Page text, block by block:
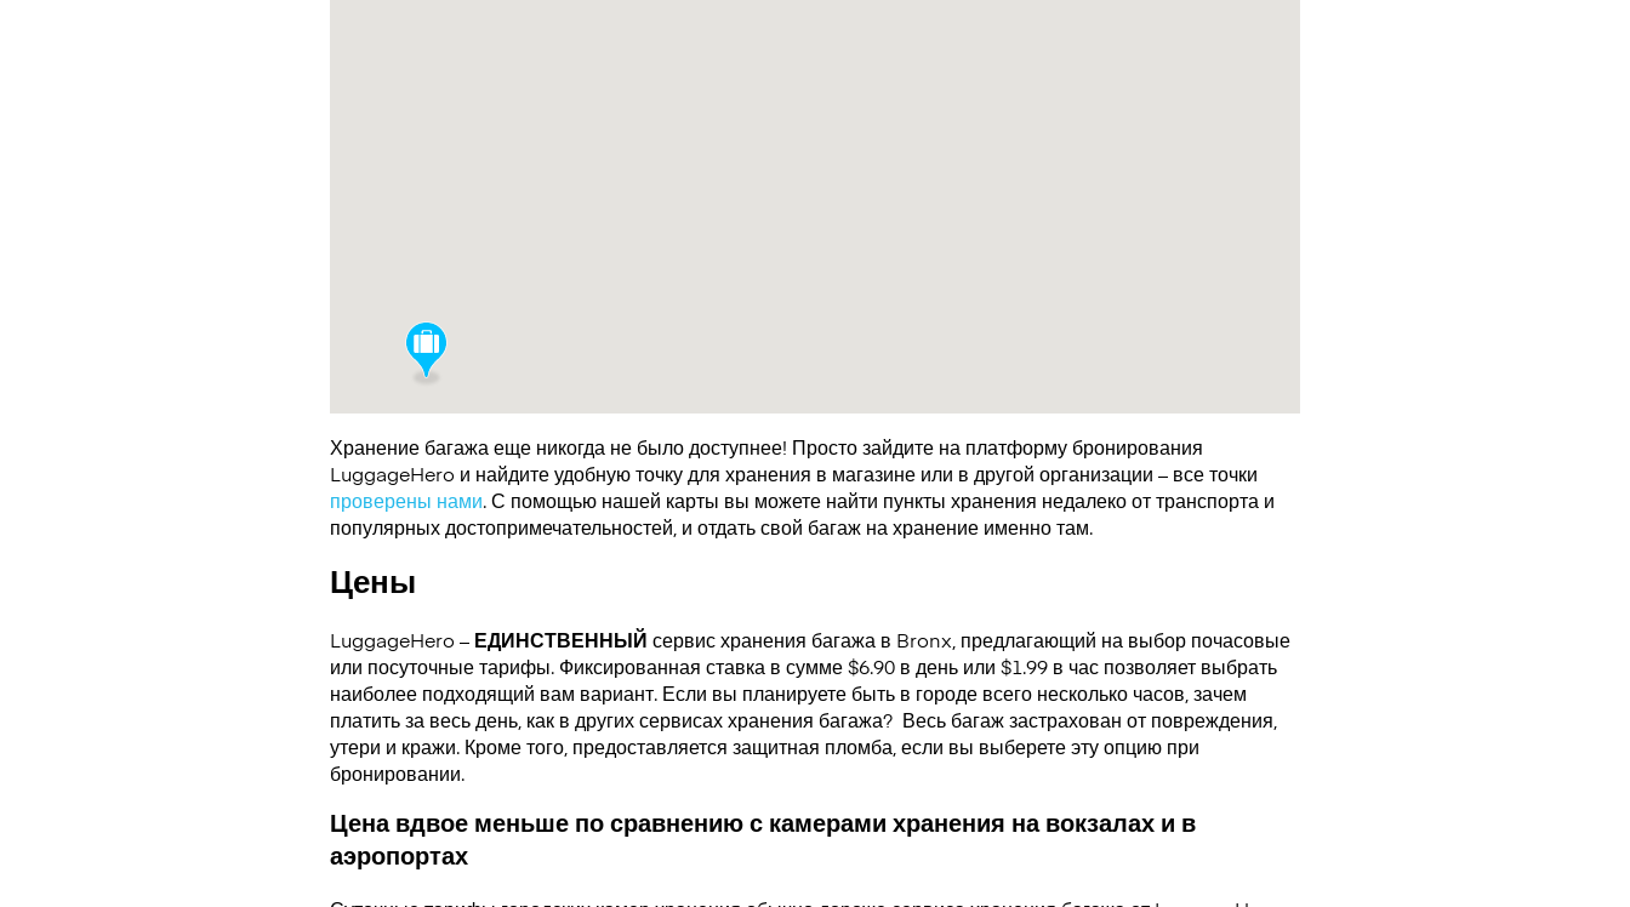
Хранение багажа еще никогда не было доступнее! Просто зайдите на платформу бронирования
LuggageHero и найдите удобную точку для хранения в магазине или в другой организации – все точки
проверены нами. С помощью нашей карты вы можете найти пункты хранения недалеко от транспорта и
популярных достопримечательностей, и отдать свой багаж на хранение именно там.
Цены
LuggageHero – ЕДИНСТВЕННЫЙ сервис хранения багажа в Bronx, предлагающий на выбор почасовые
или посуточные тарифы. Фиксированная ставка в сумме $6.90 в день или $1.99 в час позволяет выбрать
наиболее подходящий вам вариант. Если вы планируете быть в городе всего несколько часов, зачем
платить за весь день, как в других сервисах хранения багажа? Весь багаж застрахован от повреждения,
утери и кражи. Кроме того, предоставляется защитная пломба, если вы выберете эту опцию при
бронировании.
Цена вдвое меньше по сравнению с камерами хранения на вокзалах и в
аэропортах